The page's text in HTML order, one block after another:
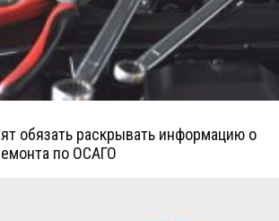
обязать раскрывать информацию о
по ОСАГО